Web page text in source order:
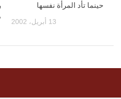
حينما تأد المرأة نفسها
13 أبريل، 2002